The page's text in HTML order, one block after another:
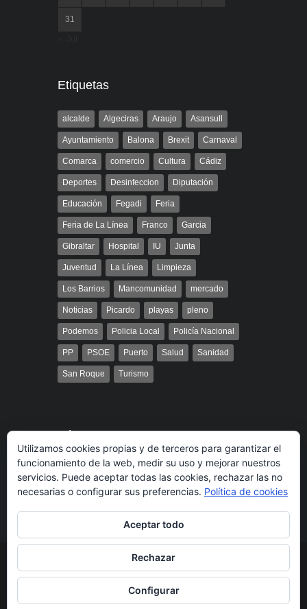
31
Etiquetas
alcalde Algeciras Araujo Asansull
Ayuntamiento Balona Brexit Carnaval
Comarca comercio Cultura Cádiz
Deportes Desinfeccion Diputación
Educación Fegadi Feria
Feria de La Línea Franco Garcia
Gibraltar Hospital IU Junta
Juventud La Línea Limpieza
Los Barrios Mancomunidad mercado
Noticias Picardo playas pleno
Podemos Policia Local Policía Nacional
PP PSOE Puerto Salud Sanidad
San Roque Turismo
Búsqueda
© 2014 Radio Bahía Gibraltar desarrollado por
Media&Web
Política de cookies
sobre las cookies
Utilizamos cookies propias y de terceros para garantizar el
funcionamiento de la web, medir su uso y mejorar nuestros
servicios. Puede aceptar todas las cookies, rechazar las no
necesarias o configurar sus preferencias. Política de cookies
Aceptar todo
Rechazar
Configurar